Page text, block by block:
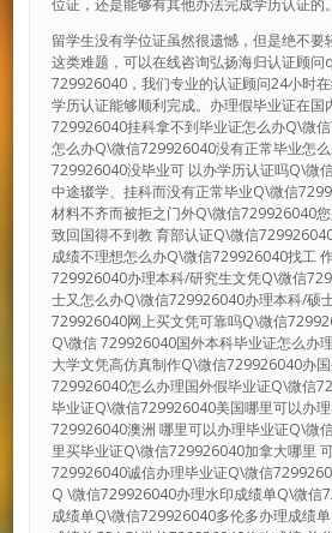
位证，还是能够有其他办法完成学历认证的。
留学生没有学位证虽然很遗憾，但是绝不
这类难题，可以在线咨询弘扬海归认证顾
729926040，我们专业的认证顾问24小时
学历认证能够顺利完成。办理假毕业证在国
729926040挂科拿不到毕业证怎么办Q\微
怎么办Q\微信729926040没有正常毕业怎
729926040没毕业可 以办学历认证吗Q\微
中途辍学、挂科而没有正常毕业Q\微信
材料不齐而被拒之门外Q\微信729926040
致回国得不到教 育部认证Q\微信
成绩不理想怎么办Q\微信729926040找工
729926040办理本科/研究生文凭Q\微信
士又怎么办Q\微信729926040办理本科/硕
729926040网上买文凭可靠吗Q\微信
Q\微信 729926040国外本科毕业证怎么办
大学文凭高仿真制作Q\微信729926040办
729926040怎么办理国外假毕业证Q\微信
毕业证Q\微信729926040美国哪里可以办
729926040澳洲 哪里可以办理毕业证Q\微
里买毕业证Q\微信729926040加拿大哪里
729926040诚信办理毕业证Q\微信
Q \微信729926040办理水印成绩单Q\微信
成绩单Q\微信729926040多伦多办理成绩